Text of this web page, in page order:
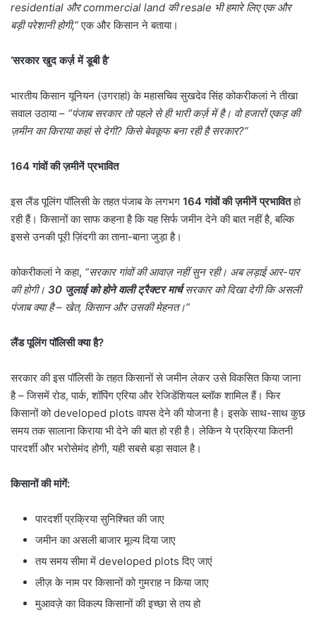
residential औरcommercial land कीresale भी हमारे लिए एक और
बड़ी परेशानी होगी,”एक और किसान ने बताया।
‘सरकार खुद कर्ज़ में डूबी है’
भारतीय किसान यूनियन (उगराहां) के महासचिव सुखदेव सिंह कोकरीकलां ने तीखा
सवाल उठाया – “पंजाब सरकार तो पहले से ही भारी कर्ज़ में है। वो हजारों एकड़ की
ज़मीन का किराया कहां से देगी? किसे बेवकूफ बना रही है सरकार?”
164गांवों की ज़मीनें प्रभावित
इस लैंड पूलिंग पॉलिसी के तहत पंजाब के लगभग 164गांवों की ज़मीनें प्रभावितहो
रही हैं। किसानों का साफ कहना है कि यह सिर्फ जमीन देने की बात नहीं है, बल्कि
इससे उनकी पूरी ज़िंदगी का ताना-बाना जुड़ा है।
कोकरीकलां ने कहा, “सरकार गांवों की आवाज़ नहीं सुन रही। अब लड़ाई आर-पार
की होगी। 30 जुलाई को होने वाली ट्रैक्टर मार्च सरकार को दिखा देगी कि असली
पंजाब क्या है – खेत, किसान और उसकी मेहनत।”
लैंड पूलिंग पॉलिसी क्या है?
सरकार की इस पॉलिसी के तहत किसानों से जमीन लेकर उसे विकसित किया जाना
है – जिसमें रोड, पार्क, शॉपिंग एरिया और रेजिडेंशियल ब्लॉक शामिल हैं। फिर
किसानों को developed plots वापस देने की योजना है। इसके साथ-साथ कुछ
समय तक सालाना किराया भी देने की बात हो रही है। लेकिन ये प्रक्रिया कितनी
पारदर्शी और भरोसेमंद होगी, यही सबसे बड़ा सवाल है।
किसानों की मांगें:
पारदर्शी प्रक्रिया सुनिश्चित की जाए
जमीन का असली बाजार मूल्य दिया जाए
तय समय सीमा में developed plots दिए जाएं
लीज़ के नाम पर किसानों को गुमराह न किया जाए
मुआवज़े का विकल्प किसानों की इच्छा से तय हो